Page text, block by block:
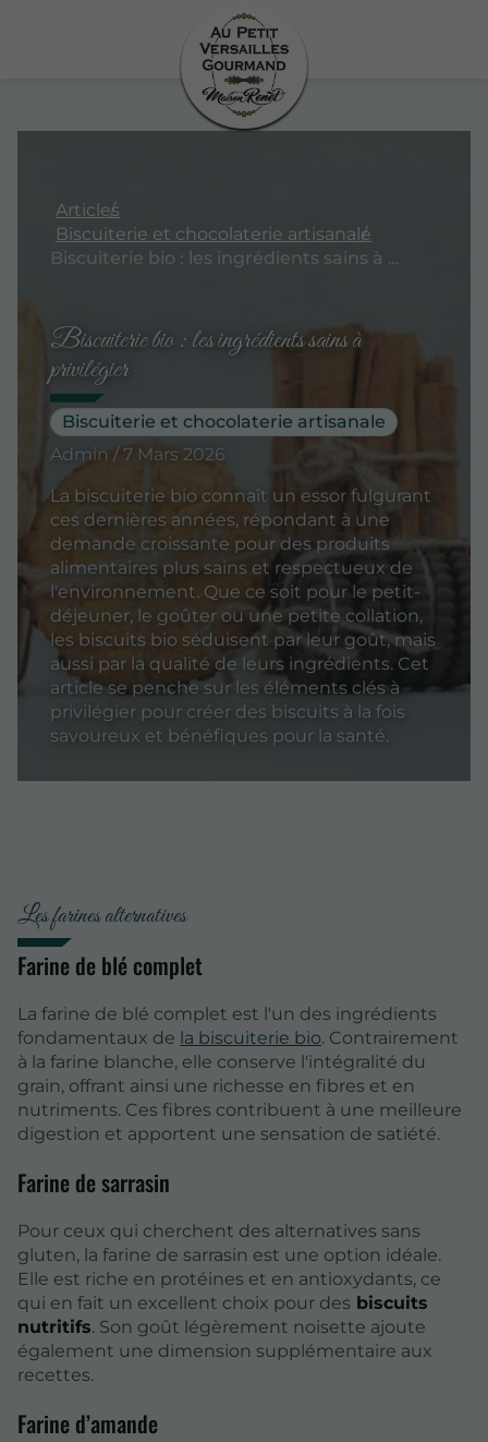
Articles
Biscuiterie et chocolaterie artisanale
Biscuiterie bio : les ingrédients sains à privilégier
Biscuiterie bio : les ingrédients sains à
privilégier
Biscuiterie et chocolaterie artisanale
Admin / 7 Mars 2026
La biscuiterie bio connaît un essor fulgurant
ces dernières années, répondant à une
demande croissante pour des produits
alimentaires plus sains et respectueux de
l'environnement. Que ce soit pour le petit-
déjeuner, le goûter ou une petite collation,
les biscuits bio séduisent par leur goût, mais
aussi par la qualité de leurs ingrédients. Cet
article se penche sur les éléments clés à
privilégier pour créer des biscuits à la fois
savoureux et bénéfiques pour la santé.
Les farines alternatives
Farine de blé complet
La farine de blé complet est l'un des ingrédients
fondamentaux de la biscuiterie bio. Contrairement
à la farine blanche, elle conserve l'intégralité du
grain, offrant ainsi une richesse en fibres et en
nutriments. Ces fibres contribuent à une meilleure
digestion et apportent une sensation de satiété.
Farine de sarrasin
Pour ceux qui cherchent des alternatives sans
gluten, la farine de sarrasin est une option idéale.
Elle est riche en protéines et en antioxydants, ce
qui en fait un excellent choix pour des biscuits
nutritifs. Son goût légèrement noisette ajoute
également une dimension supplémentaire aux
recettes.
Farine d’amande